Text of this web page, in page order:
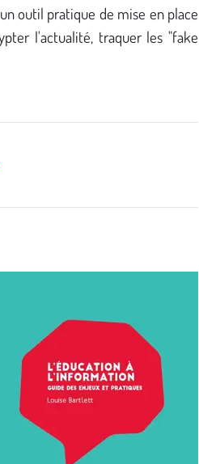
outil pratique de mise en place
l'actualité, traquer les "fake